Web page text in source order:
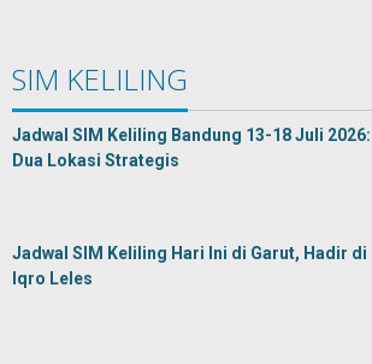
SIM KELILING
Jadwal SIM Keliling Bandung 13-18 Juli 2026:
Dua Lokasi Strategis
Jadwal SIM Keliling Hari Ini di Garut, Hadir di
Iqro Leles